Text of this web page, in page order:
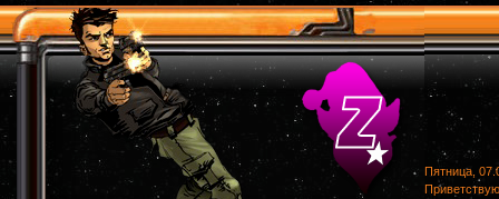
Пятница,